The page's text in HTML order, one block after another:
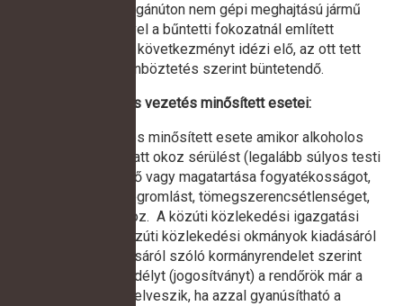
el nem zárt magánúton nem gépi meghajtású jármű
vezetésével a bűntetti fokozatnál említett
meghatározott következményt idézi elő, az ott tett
megkülönböztetés szerint büntetendő.
Az ittas vezetés minősített esetei:
Az ittas vezetés minősített esete amikor alkoholos
befolyásoltság alatt okoz sérülést (legalább súlyos testi
sértést) a vezető vagy magatartása fogyatékosságot,
súlyos egészségromlást, tömegszerencsétlenséget,
vagy halált okoz. A közúti közlekedési igazgatási
feladatokról, a közúti közlekedési okmányok kiadásáról
és visszavonásáról szóló kormányrendelet szerint
a vezetői engedélyt (jogosítványt) a rendőrök már a
helyszínen elveszik, ha azzal gyanúsítható a